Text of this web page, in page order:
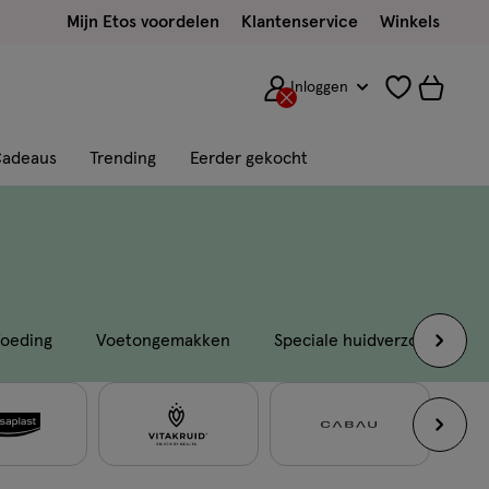
Mijn Etos voordelen Klantenservice Winkels
Inloggen
Trending Eerder gekocht
Voetongemakken Speciale huidverzorging